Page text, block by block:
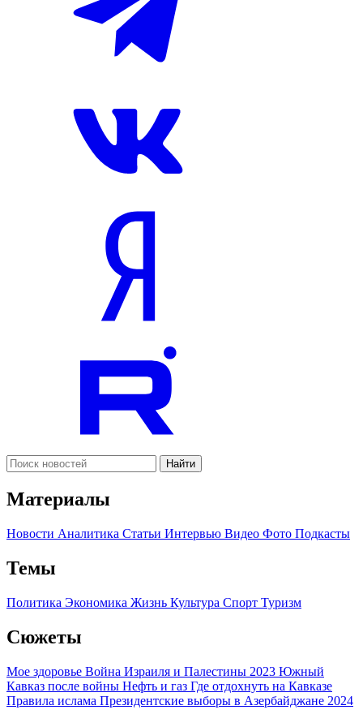
Найти
Материалы
Новости Аналитика Статьи Интервью Видео Фото Подкасты
Темы
Политика Экономика Жизнь Культура Спорт Туризм
Сюжеты
Мое здоровье Война Израиля и Палестины 2023 Южный
Кавказ после войны Нефть и газ Где отдохнуть на Кавказе
Правила ислама Президентские выборы в Азербайджане 2024